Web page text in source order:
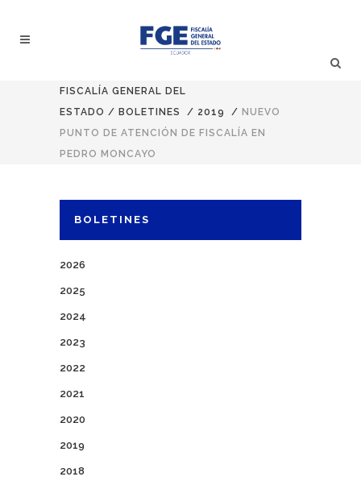
FISCALÍA GENERAL DEL
ESTADO / BOLETINES / 2019 / NUEVO
PUNTO DE ATENCIÓN DE FISCALÍA EN
PEDRO MONCAYO
BOLETINES
2026
2025
2024
2023
2022
2021
2020
2019
2018